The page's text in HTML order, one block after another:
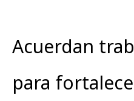
Acuerdan
para